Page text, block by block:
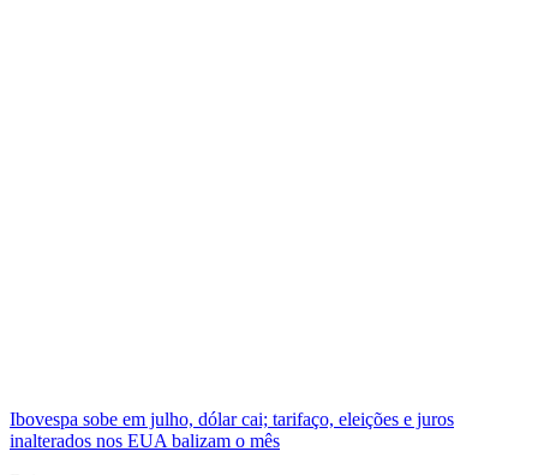
Ibovespa sobe em julho, dólar cai; tarifaço, eleições e juros
inalterados nos EUA balizam o mês